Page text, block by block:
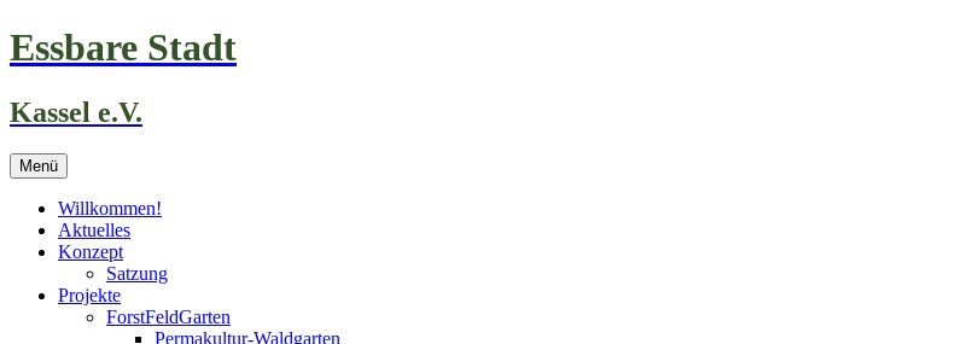
Zum
Inhalt
Essbare Stadt
Kassel e.V.
Menü
Willkommen!
Aktuelles
Konzept
Satzung
Projekte
ForstFeldGarten
Permakultur-Waldgarten